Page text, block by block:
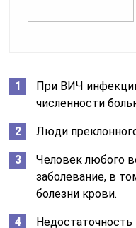
При ВИЧ
численности
Люди
Человек любого
заболевание, в
болезни крови.